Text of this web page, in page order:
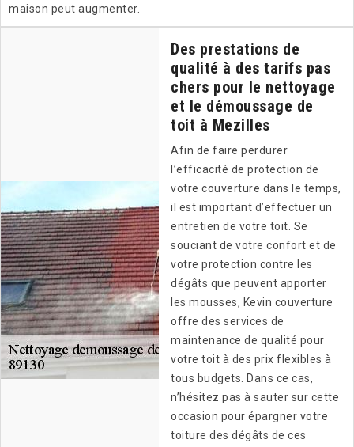
maison peut augmenter.
Des prestations de
qualité à des tarifs pas
chers pour le nettoyage
et le démoussage de
toit à Mezilles
Afin de faire perdurer
l’efficacité de protection de
votre couverture dans le temps,
il est important d’effectuer un
entretien de votre toit. Se
souciant de votre confort et de
votre protection contre les
dégâts que peuvent apporter
les mousses, Kevin couverture
offre des services de
maintenance de qualité pour
votre toit à des prix flexibles à
tous budgets. Dans ce cas,
n’hésitez pas à sauter sur cette
occasion pour épargner votre
toiture des dégâts de ces